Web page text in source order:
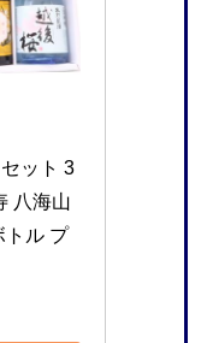
ット 3
八海山
トル プ